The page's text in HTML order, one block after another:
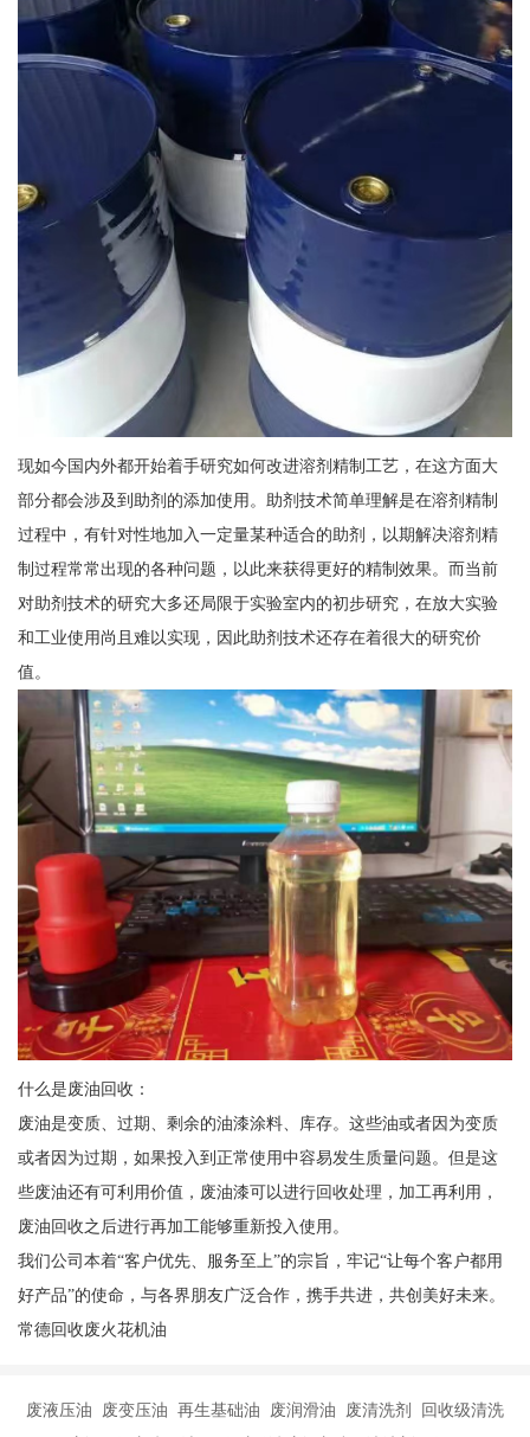
现如今国内外都开始着手研究如何改进溶剂精制工艺，在这方面大
部分都会涉及到助剂的添加使用。助剂技术简单理解是在溶剂精制
过程中，有针对性地加入一定量某种适合的助剂，以期解决溶剂精
制过程常常出现的各种问题，以此来获得更好的精制效果。而当前
对助剂技术的研究大多还局限于实验室内的初步研究，在放大实验
和工业使用尚且难以实现，因此助剂技术还存在着很大的研究价
值。
什么是废油回收：
废油是变质、过期、剩余的油漆涂料、库存。这些油或者因为变质
或者因为过期，如果投入到正常使用中容易发生质量问题。但是这
些废油还有可利用价值，废油漆可以进行回收处理，加工再利用，
废油回收之后进行再加工能够重新投入使用。
我们公司本着“客户优先、服务至上”的宗旨，牢记“让每个客户都用
好产品”的使命，与各界朋友广泛合作，携手共进，共创美好未来。
常德回收废火花机油
废液压油 废变压油 再生基础油 废润滑油 废清洗剂 回收级清洗